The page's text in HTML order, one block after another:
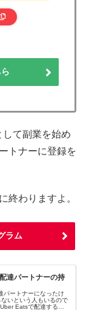
て副業を始め
トナーに登録を
終わりますよ。
ラム
達パートナーの持
パートナーになったけ
いという人もいるので
Eatsで配達すると